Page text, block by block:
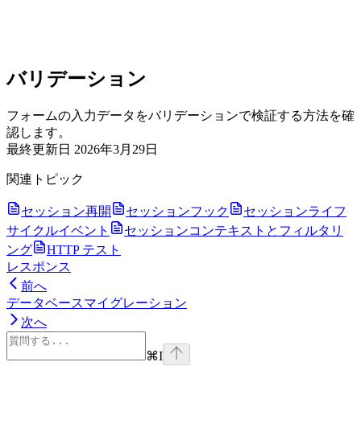
バリデーション
フォームの入力データをバリデーションで検証する方法を確
認します。
最終更新日 2026年3月29日
関連トピック
セッション再開 セッションフック
セッションライフ
サイクルイベント
セッションコンテキストとフィルタリ
ング
HTTP テスト
レスポンス
前へ
データベースマイグレーション
次へ
⌘I